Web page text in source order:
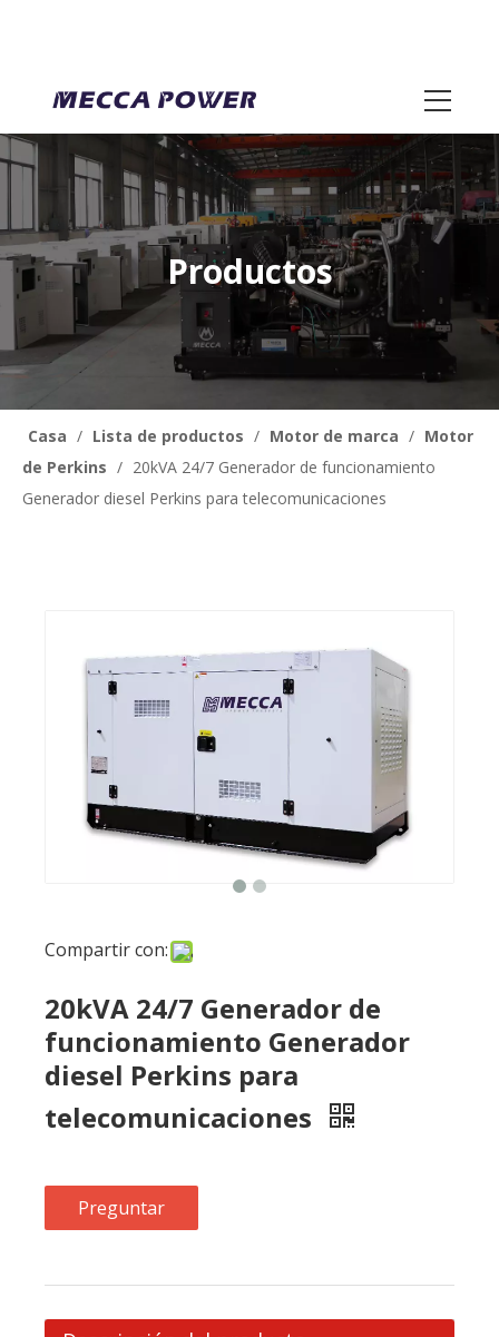
Productos
Casa / Lista de productos / Motor de marca
Motor
20kVA 24/7 Generador de funcionamiento
Generador diesel Perkins para telecomunicaciones
Compartir con:
20kVA 24/7 Generador de
funcionamiento Generador
telecomunicaciones
Preguntar
Descripción del producto
50Hz